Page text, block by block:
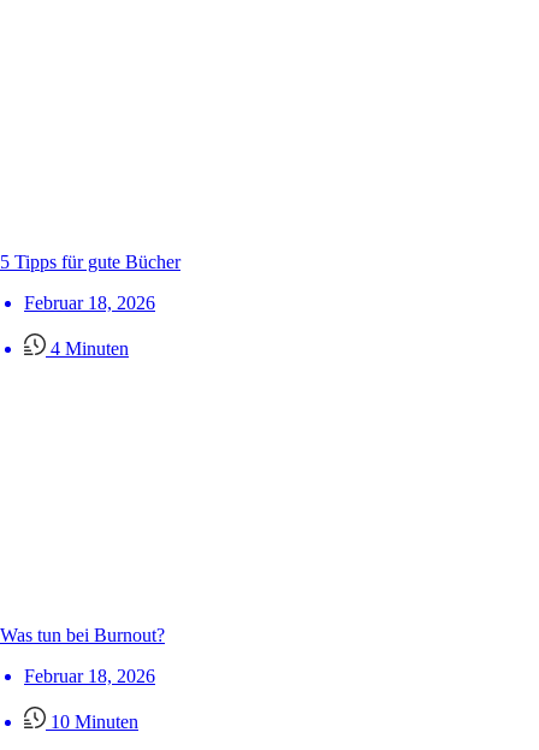
5 Tipps für gute Bücher
Februar 18, 2026
4 Minuten
Was tun bei Burnout?
Februar 18, 2026
10 Minuten